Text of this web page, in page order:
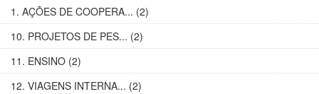
1. AÇÕES DE COOPERA... (2)
10. PROJETOS DE PES... (2)
11. ENSINO (2)
12. VIAGENS INTERNA... (2)